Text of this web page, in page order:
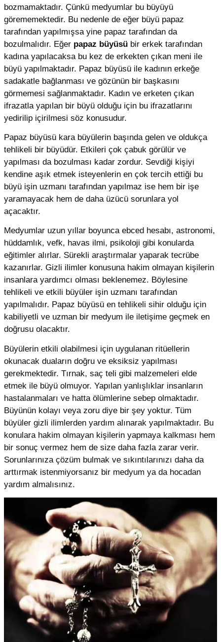
bozmamaktadır. Çünkü medyumlar bu büyüyü
görememektedir. Bu nedenle de eğer büyü papaz
tarafından yapılmışsa yine papaz tarafından da
bozulmalıdır. Eğer papaz büyüsü bir erkek tarafından
kadına yapılacaksa bu kez de erkekten çıkan meni ile
büyü yapılmaktadır. Papaz büyüsü ile kadının erkeğe
sadakatle bağlanması ve gözünün bir başkasını
görmemesi sağlanmaktadır. Kadın ve erketen çıkan
ifrazatla yapılan bir büyü olduğu için bu ifrazatlarını
yedirilip içirilmesi söz konusudur.
Papaz büyüsü kara büyülerin başında gelen ve oldukça
tehlikeli bir büyüdür. Etkileri çok çabuk görülür ve
yapılması da bozulması kadar zordur. Sevdiği kişiyi
kendine aşık etmek isteyenlerin en çok tercih ettiği bu
büyü işin uzmanı tarafından yapılmaz ise hem bir işe
yaramayacak hem de daha üzücü sorunlara yol
açacaktır.
Medyumlar uzun yıllar boyunca ebced hesabı, astronomi,
hüddamlık, vefk, havas ilmi, psikoloji gibi konularda
eğitimler alırlar. Sürekli araştırmalar yaparak tecrübe
kazanırlar. Gizli ilimler konusuna hakim olmayan kişilerin
insanlara yardımcı olması beklenemez. Böylesine
tehlikeli ve etkili büyüler işin uzmanı tarafından
yapılmalıdır. Papaz büyüsü en tehlikeli sihir olduğu için
kabiliyetli ve uzman bir medyum ile iletişime geçmek en
doğrusu olacaktır.
Büyülerin etkili olabilmesi için uygulanan ritüellerin
okunacak duaların doğru ve eksiksiz yapılması
gerekmektedir. Tırnak, saç teli gibi malzemeleri elde
etmek ile büyü olmuyor. Yapılan yanlışlıklar insanların
hastalanmaları ve hatta ölümlerine sebep olmaktadır.
Büyünün kolayı veya zoru diye bir şey yoktur. Tüm
büyüler gizli ilimlerden yardım alınarak yapılmaktadır. Bu
konulara hakim olmayan kişilerin yapmaya kalkması hem
bir sonuç vermez hem de size daha fazla zarar verir.
Sorunlarınıza çözüm bulmak ve sıkıntılarınızı daha da
arttırmak istenmiyorsanız bir medyum ya da hocadan
yardım almalısınız.